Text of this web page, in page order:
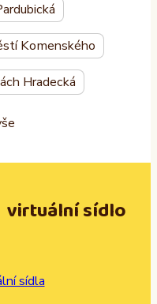
Komenského
Hradecká
sídlo
sídla